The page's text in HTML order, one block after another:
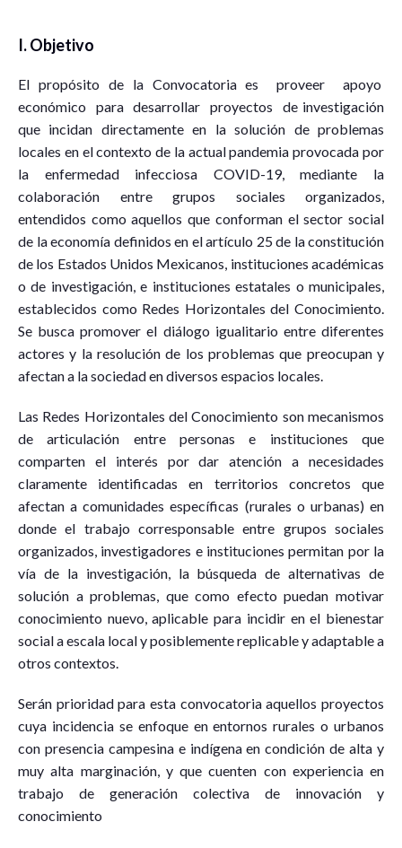
I. Objetivo
El propósito de la Convocatoria es proveer apoyo
económico para desarrollar proyectos de investigación
que incidan directamente en la solución de problemas
locales en el contexto de la actual pandemia provocada por
la enfermedad infecciosa COVID-19, mediante la
colaboración entre grupos sociales organizados,
entendidos como aquellos que conforman el sector social
de la economía definidos en el artículo 25 de la constitución
de los Estados Unidos Mexicanos, instituciones académicas
o de investigación, e instituciones estatales o municipales,
establecidos como Redes Horizontales del Conocimiento.
Se busca promover el diálogo igualitario entre diferentes
actores y la resolución de los problemas que preocupan y
afectan a la sociedad en diversos espacios locales.
Las Redes Horizontales del Conocimiento son mecanismos
de articulación entre personas e instituciones que
comparten el interés por dar atención a necesidades
claramente identificadas en territorios concretos que
afectan a comunidades específicas (rurales o urbanas) en
donde el trabajo corresponsable entre grupos sociales
organizados, investigadores e instituciones permitan por la
vía de la investigación, la búsqueda de alternativas de
solución a problemas, que como efecto puedan motivar
conocimiento nuevo, aplicable para incidir en el bienestar
social a escala local y posiblemente replicable y adaptable a
otros contextos.
Serán prioridad para esta convocatoria aquellos proyectos
cuya incidencia se enfoque en entornos rurales o urbanos
con presencia campesina e indígena en condición de alta y
muy alta marginación, y que cuenten con experiencia en
trabajo de generación colectiva de innovación y
conocimiento